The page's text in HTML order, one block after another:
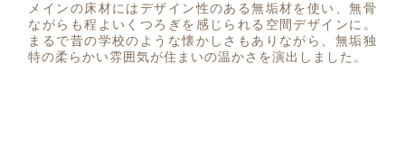
メインの床材にはデザイン性のある無垢材を使い、無骨
ながらも程よいくつろぎを感じられる空間デザインに。
まるで昔の学校のような懐かしさもありながら、無垢独
特の柔らかい雰囲気が住まいの温かさを演出しました。